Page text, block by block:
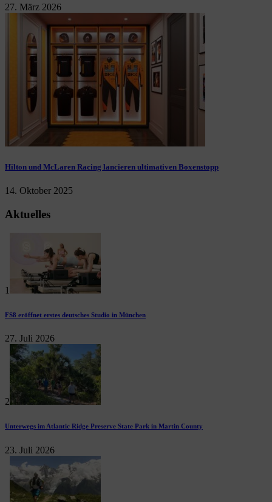
27. März 2026
Hilton und McLaren Racing lancieren ultimativen Boxenstopp
14. Oktober 2025
Aktuelles
1
FS8 eröffnet erstes deutsches Studio in München
27. Juli 2026
2
Unterwegs im Atlantic Ridge Preserve State Park in Martin County
23. Juli 2026